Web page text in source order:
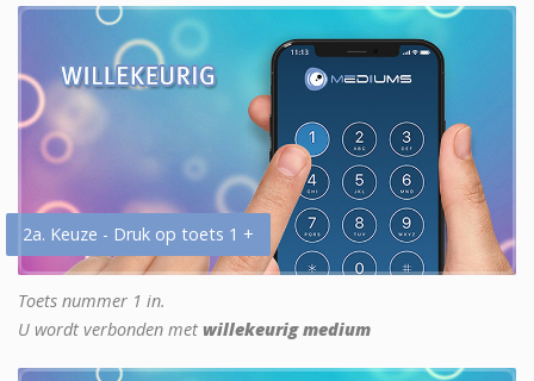
2a. Keuze - Druk op toets 1 +
Toets nummer 1 in.
U wordt verbonden met willekeurig medium